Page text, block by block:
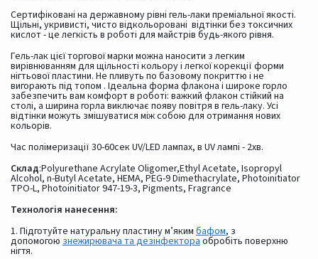
Сертифіковані на державному рівні гель-лаки преміальної якості.
Щільні, укривисті, чисто відкольоровані відтінки без токсичних
кислот - це легкість в роботі для майстрів будь-якого рівня.
Гель-лак цієї торгової марки можна наносити з легким
вирівнюванням для щільності кольору і легкої корекції форми
нігтьової пластини. Не пливуть по базовому покриттю і не
вигорають під топом . Ідеальна форма флакона і широке горло
забезпечить вам комфорт в роботі: важкий флакон стійкий на
столі, а ширина горла виключає появу повітря в гель-лаку. Усі
відтінки можуть змішуватися між собою для отримання нових
кольорів.
Час полімеризації 30-60сек UV/LED лампах, в UV лампі - 2хв.
Склад:Polyurethane Acrylate Oligomer,Ethyl Acetate, Isopropyl
Alcohol, n-Butyl Acetate, HEMA, PEG-9 Dimethacrylate, Photoinitiator
TPO-L, Photoinitiator 947-19-3, Pigments, Fragrance
Технологія нанесення:
1. Підготуйте натуральну пластину м’яким бафом, з
допомогою знежирювача та дезінфектораобробіть поверхню
нігтя.